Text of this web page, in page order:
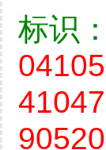
标识：